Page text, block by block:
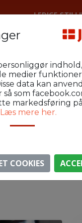
LEDIGE
men du kan
se
medier
data kan
som
markedsføring
Læs mere her.
COOKIES